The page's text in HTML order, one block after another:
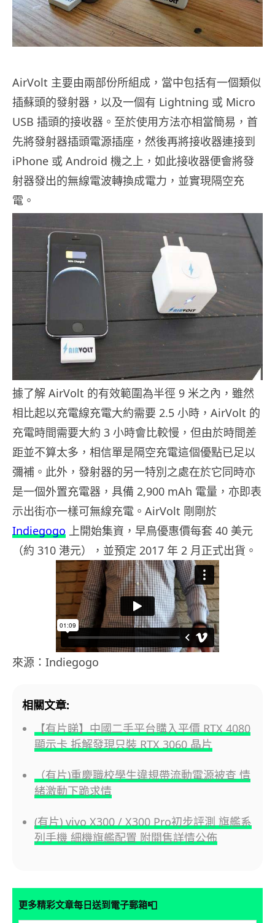
AirVolt 主要由兩部份所組成，當中包括有一個類似
插蘇頭的發射器，以及一個有 Lightning 或 Micro
USB 插頭的接收器。至於使用方法亦相當簡易，首
先將發射器插頭電源插座，然後再將接收器連接到
iPhone 或 Android 機之上，如此接收器便會將發
射器發出的無線電波轉換成電力，並實現隔空充
電。
據了解 AirVolt 的有效範圍為半徑 9 米之內，雖然
相比起以充電線充電大約需要 2.5 小時，AirVolt 的
充電時間需要大約 3 小時會比較慢，但由於時間差
距並不算太多，相信單是隔空充電這個優點已足以
彌補。此外，發射器的另一特別之處在於它同時亦
是一個外置充電器，具備 2,900 mAh 電量，亦即表
示出街亦一樣可無線充電。AirVolt 剛剛於
Indiegogo 上開始集資，早鳥優惠價每套 40 美元
（約 310 港元），並預定 2017 年 2 月正式出貨。
來源：Indiegogo
相關文章:
【有片睇】中國二手平台購入平價 RTX 4080
顯示卡 拆解發現只裝 RTX 3060 晶片
（有片)重慶職校學生違規帶流動電源被查 情
緒激動下跪求情
(有片) vivo X300 / X300 Pro初步評測 旗艦系
列手機 細機旗艦配置 附開售詳情公佈
更多精彩文章每日送到電子郵箱📮